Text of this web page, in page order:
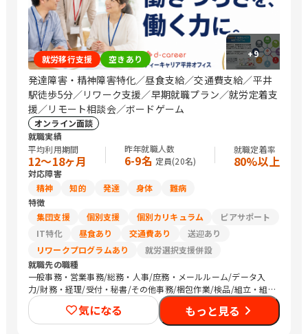
+9
就労移行支援 空きあり
発達障害・精神障害特化／昼食支給／交通費支給／平井
駅徒歩5分／リワーク支援／早期就職プラン／就労定着支
援／リモート相談会／ボードゲーム
オンライン面談
就職実績
平均利用期間
12〜18ヶ月
昨年就職人数
6-9名 定員(20名)
就職定着率
80%以上
対応障害
精神
知的 発達 身体
難病
特徴
集団支援
個別支援 個別カリキュラム
ピアサポート
IT特化
昼食あり 交通費あり
送迎あり
リワークプログラムあり
就労選択支援併設
就職先の職種
一般事務・営業事務/総務・人事/庶務・メールルーム/データ入
力/財務・経理/受付・秘書/その他事務/梱包作業/検品/組立・組
付け/その他軽作業/販売スタッフ・接客/バックヤード・商品管
理/デザイナー/SEプログラマ/CADオペレーター/その他技術/看護
師/介護職員・ヘルパー/研究員/清掃/その他
気になる もっと見る